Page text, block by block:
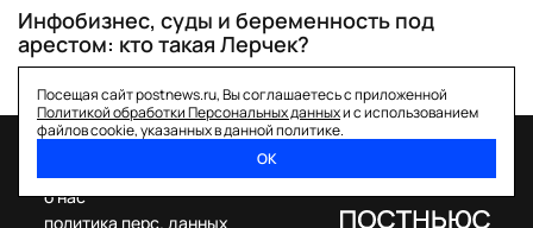
Инфобизнес, суды и беременность под
арестом: кто такая Лерчек?
Посещая сайт postnews.ru, Вы соглашаетесь с приложенной
Политикой обработки Персональных данныхи с использованием
файлов cookie, указанных в данной политике.
ОК
о нас
политика перс. данных